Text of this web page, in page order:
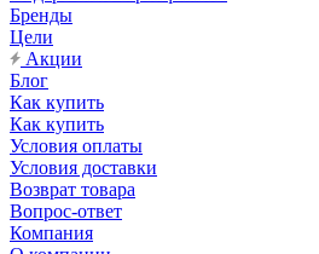
Бренды
Цели
Акции
Блог
Как купить
Как купить
Условия оплаты
Условия доставки
Возврат товара
Вопрос-ответ
Компания